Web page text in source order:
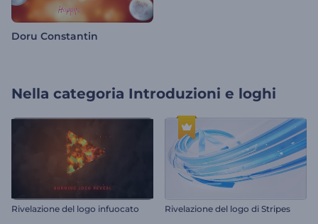
Doru Constantin
Nella categoria Introduzioni e loghi
Rivelazione del logo infuocato Rivelazione del logo di Stripes